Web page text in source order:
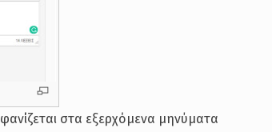
στα εξερχόμενα μηνύματα